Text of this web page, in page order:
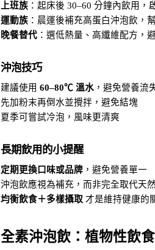
上班族 ：起床後 30–60 分鐘內飲用，
運動族 ：晨運後補充高蛋白沖泡飲，
晚餐替代 ：選低熱量、高纖維配方，
沖泡技巧
建議使用 60–80℃ 溫水 ，避免營養流
先加粉末再倒水並攪拌，避免結塊
夏季可嘗試冷泡，風味更清爽
長期飲用的小提醒
定期更換口味或品牌 ，避免營養單一
沖泡飲應視為補充，而非完全取代天
均衡飲食＋多樣攝取 才是維持健康的
全素沖泡飲：植物性飲